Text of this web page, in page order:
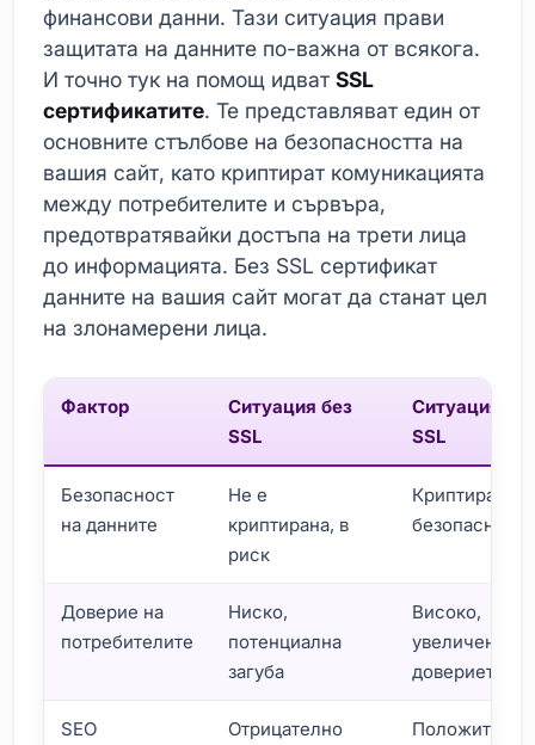
финансови данни. Тази ситуация прави
защитата на данните по-важна от всякога.
И точно тук на помощ идват SSL
сертификатите. Те представляват един от
основните стълбове на безопасността на
вашия сайт, като криптират комуникацията
между потребителите и сървъра,
предотвратявайки достъпа на трети лица
до информацията. Без SSL сертификат
данните на вашия сайт могат да станат цел
на злонамерени лица.
Фактор
Ситуация без
SSL
Ситуация с
SSL
Безопасност
на данните
Не е
криптирана, в
риск
Криптирана,
безопасна
Доверие на
потребителите
Ниско,
потенциална
загуба
Високо,
увеличение
доверието
SEO
Отрицателно
Положително